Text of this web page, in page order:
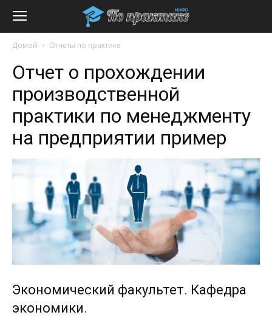
Домой Отчеты по практике
Отчет о прохождении
производственной
практики по менеджменту
на предприятии пример
Экономический факультет. Кафедра
экономики.